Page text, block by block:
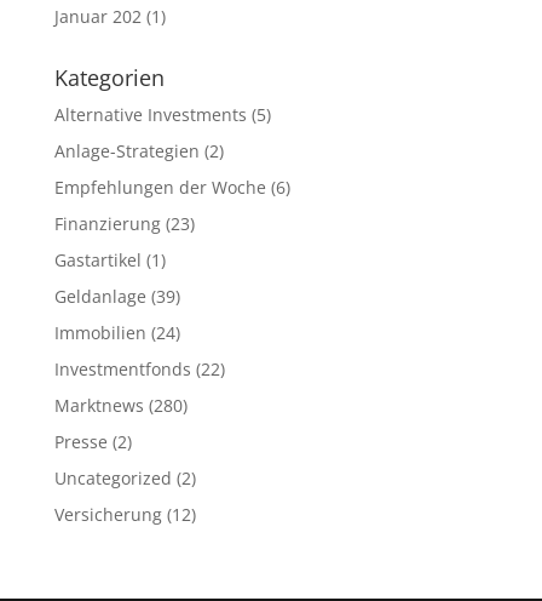
Januar 202(1)
Kategorien
Alternative Investments (5)
Anlage-Strategien (2)
Empfehlungen der Woche (6)
Finanzierung(23)
Gastartikel (1)
Geldanlage (39)
Immobilien (24)
Investmentfonds (22)
Marktnews (280)
Presse (2)
Uncategorized (2)
Versicherung(12)